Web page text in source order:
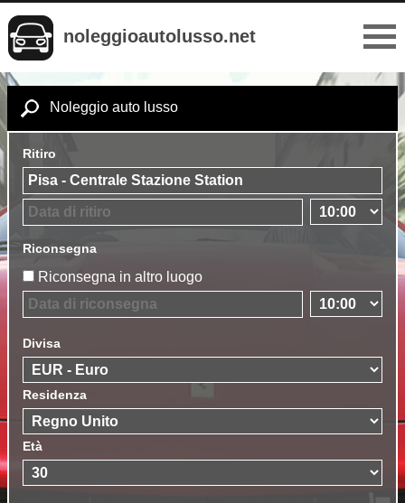
noleggioautolusso.net
Noleggio auto lusso
Ritiro
Riconsegna
Riconsegna in altro luogo
Divisa
Residenza
Età